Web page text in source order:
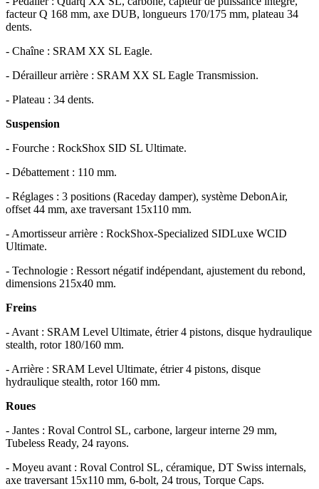
facteur Q 168 mm, axe DUB, longueurs 170/175 mm, plateau 34
dents.
- Chaîne : SRAM XX SL Eagle.
- Dérailleur arrière : SRAM XX SL Eagle Transmission.
- Plateau : 34 dents.
Suspension
- Fourche : RockShox SID SL Ultimate.
- Débattement : 110 mm.
- Réglages : 3 positions (Raceday damper), système DebonAir,
offset 44 mm, axe traversant 15x110 mm.
- Amortisseur arrière : RockShox-Specialized SIDLuxe WCID
Ultimate.
- Technologie : Ressort négatif indépendant, ajustement du rebond,
dimensions 215x40 mm.
Freins
- Avant : SRAM Level Ultimate, étrier 4 pistons, disque hydraulique
stealth, rotor 180/160 mm.
- Arrière : SRAM Level Ultimate, étrier 4 pistons, disque
hydraulique stealth, rotor 160 mm.
Roues
- Jantes : Roval Control SL, carbone, largeur interne 29 mm,
Tubeless Ready, 24 rayons.
- Moyeu avant : Roval Control SL, céramique, DT Swiss internals,
axe traversant 15x110 mm, 6-bolt, 24 trous, Torque Caps.